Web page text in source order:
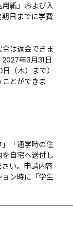
紙」および入
日までに学費
は返金できま
年3月31日
（木）まで）
とができま
「通学時の住
自宅へ送付し
い。申請内容
ン時に「学生